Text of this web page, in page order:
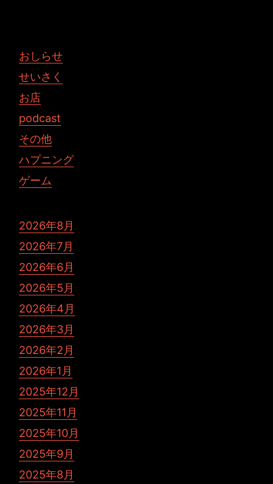
おしらせ
せいさく
お店
podcast
その他
ハプニング
ゲーム
2026年8月
2026年7月
2026年6月
2026年5月
2026年4月
2026年3月
2026年2月
2026年1月
2025年12月
2025年11月
2025年10月
2025年9月
2025年8月